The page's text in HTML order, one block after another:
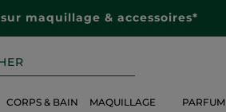
sur maquillage & accessoires*
CORPS & BAIN MAQUILLAGE PARFUM